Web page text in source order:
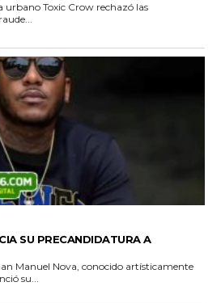
Toxic Crow rechazó las
SU PRECANDIDATURA A
Manuel Nova, conocido artísticamente
su...